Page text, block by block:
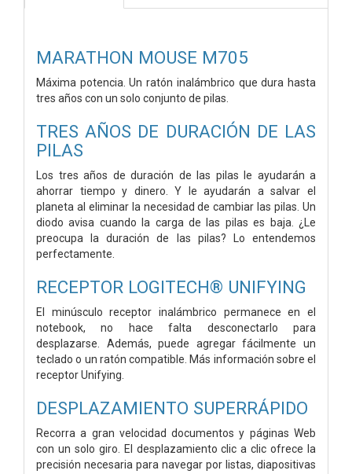
MARATHON MOUSE M705
Máxima potencia. Un ratón inalámbrico que dura hasta
tres años con un solo conjunto de pilas.
TRES AÑOS DE DURACIÓN DE LAS
PILAS
Los tres años de duración de las pilas le ayudarán a
ahorrar tiempo y dinero. Y le ayudarán a salvar el
planeta al eliminar la necesidad de cambiar las pilas. Un
diodo avisa cuando la carga de las pilas es baja. ¿Le
preocupa la duración de las pilas? Lo entendemos
perfectamente.
RECEPTOR LOGITECH® UNIFYING
El minúsculo receptor inalámbrico permanece en el
notebook, no hace falta desconectarlo para
desplazarse. Además, puede agregar fácilmente un
teclado o un ratón compatible. Más información sobre el
receptor Unifying.
DESPLAZAMIENTO SUPERRÁPIDO
Recorra a gran velocidad documentos y páginas Web
con un solo giro. El desplazamiento clic a clic ofrece la
precisión necesaria para navegar por listas, diapositivas